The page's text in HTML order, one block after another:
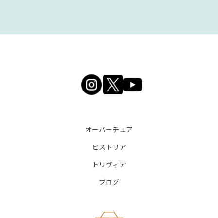
オーバーチュア
ヒストリア
トリヴィア
ブログ